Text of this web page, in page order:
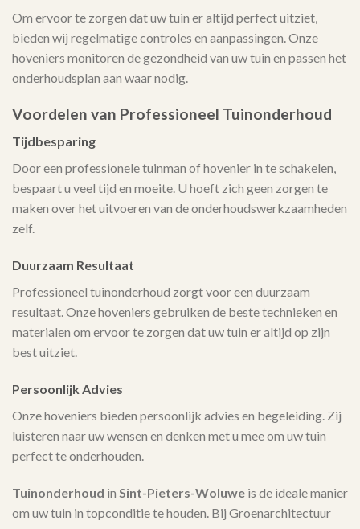
Om ervoor te zorgen dat uw tuin er altijd perfect uitziet,
bieden wij regelmatige controles en aanpassingen. Onze
hoveniers monitoren de gezondheid van uw tuin en passen het
onderhoudsplan aan waar nodig.
Voordelen van Professioneel Tuinonderhoud
Tijdbesparing
Door een professionele tuinman of hovenier in te schakelen,
bespaart u veel tijd en moeite. U hoeft zich geen zorgen te
maken over het uitvoeren van de onderhoudswerkzaamheden
zelf.
Duurzaam Resultaat
Professioneel tuinonderhoud zorgt voor een duurzaam
resultaat. Onze hoveniers gebruiken de beste technieken en
materialen om ervoor te zorgen dat uw tuin er altijd op zijn
best uitziet.
Persoonlijk Advies
Onze hoveniers bieden persoonlijk advies en begeleiding. Zij
luisteren naar uw wensen en denken met u mee om uw tuin
perfect te onderhouden.
Tuinonderhoud in Sint-Pieters-Woluwe is de ideale manier
om uw tuin in topconditie te houden. Bij Groenarchitectuur